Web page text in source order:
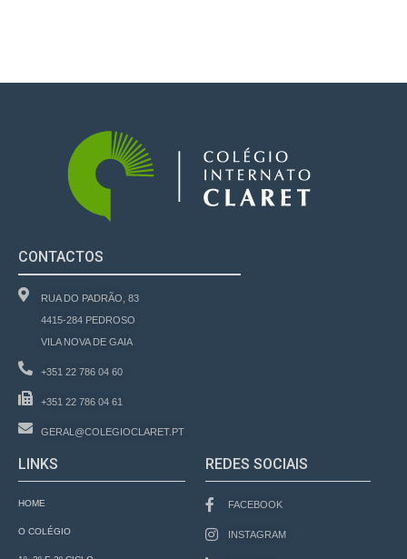
CONTACTOS
RUA DO PADRÃO, 83
4415-284 PEDROSO
VILA NOVA DE GAIA
+351 22 786 04 60
+351 22 786 04 61
GERAL@COLEGIOCLARET.PT
LINKS
HOME
O COLÉGIO
REDES SOCIAIS
FACEBOOK
INSTAGRAM